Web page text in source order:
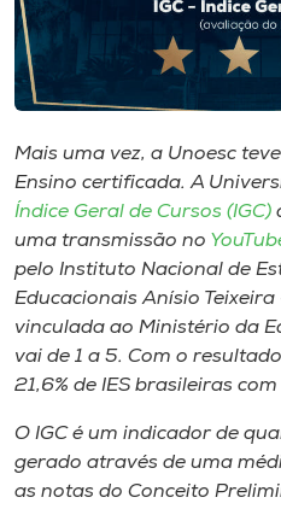
Rádio
Museu
Unoesc
Store
Selecione
o idioma
A+
A-
Mais uma vez, a Unoesc
Ensino certificada. A
Índice Geral de Cursos (IGC)
uma transmissão no
pelo Instituto Nacional de
Educacionais Anísio
vinculada ao Ministério da
vai de 1 a 5. Com o
21,6% de IES brasileiras
O IGC é um indicador de
gerado através de uma
as notas do Conceito